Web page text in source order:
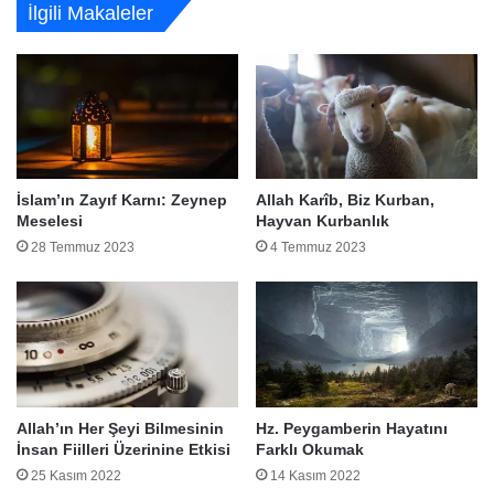
İlgili Makaleler
İslam’ın Zayıf Karnı: Zeynep
Meselesi
28 Temmuz 2023
Allah Karîb, Biz Kurban,
Hayvan Kurbanlık
4 Temmuz 2023
Allah’ın Her Şeyi Bilmesinin
İnsan Fiilleri Üzerinine Etkisi
25 Kasım 2022
Hz. Peygamberin Hayatını
Farklı Okumak
14 Kasım 2022